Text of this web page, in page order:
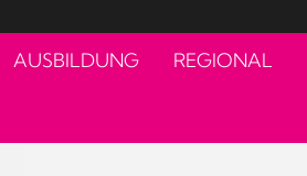
AUSBILDUNG REGIONAL